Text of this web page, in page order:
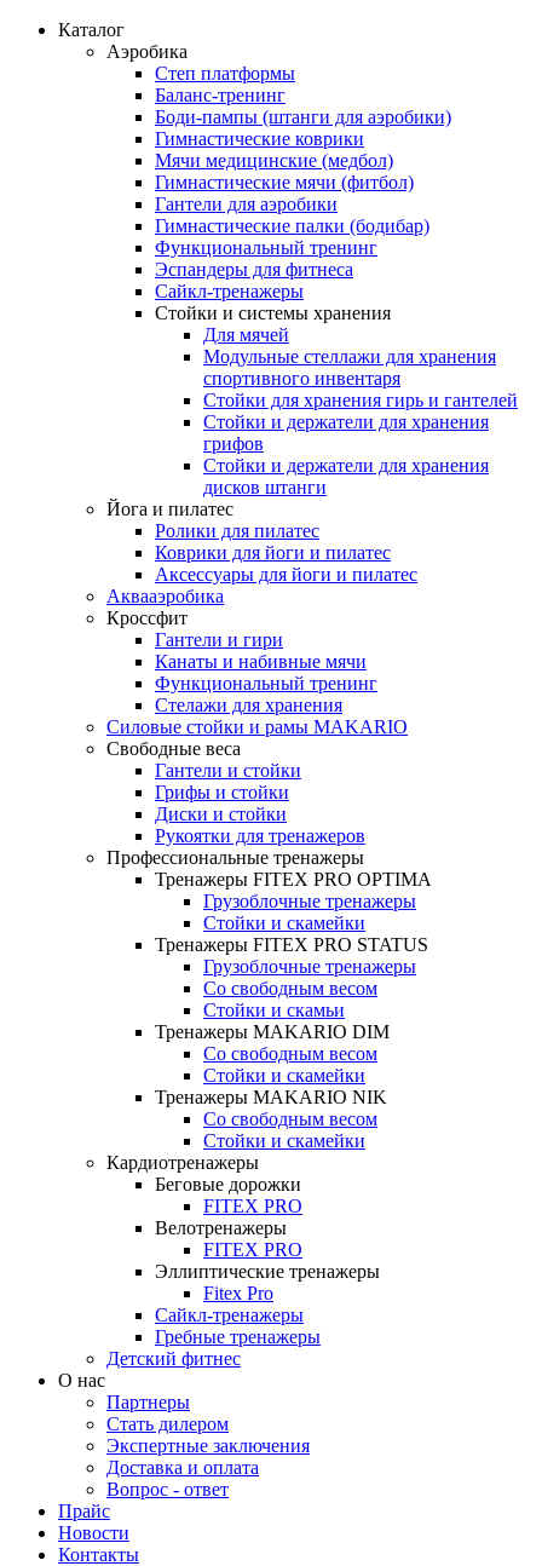
Каталог
Аэробика
Степ платформы
Баланс-тренинг
Боди-пампы (штанги для аэробики)
Гимнастические коврики
Мячи медицинские (медбол)
Гимнастические мячи (фитбол)
Гантели для аэробики
Гимнастические палки (бодибар)
Функциональный тренинг
Эспандеры для фитнеса
Сайкл-тренажеры
Стойки и системы хранения
Для мячей
Модульные стеллажи для хранения
спортивного инвентаря
Стойки для хранения гирь и гантелей
Стойки и держатели для хранения
грифов
Стойки и держатели для хранения
дисков штанги
Йога и пилатес
Ролики для пилатес
Коврики для йоги и пилатес
Аксессуары для йоги и пилатес
Аквааэробика
Кроссфит
Гантели и гири
Канаты и набивные мячи
Функциональный тренинг
Стелажи для хранения
Силовые стойки и рамы MAKARIO
Свободные веса
Гантели и стойки
Грифы и стойки
Диски и стойки
Рукоятки для тренажеров
Профессиональные тренажеры
Тренажеры FITEX PRO OPTIMA
Грузоблочные тренажеры
Стойки и скамейки
Тренажеры FITEX PRO STATUS
Грузоблочные тренажеры
Со свободным весом
Стойки и скамьи
Тренажеры MAKARIO DIM
Со свободным весом
Стойки и скамейки
Тренажеры MAKARIO NIK
Со свободным весом
Стойки и скамейки
Кардиотренажеры
Беговые дорожки
FITEX PRO
Велотренажеры
FITEX PRO
Эллиптические тренажеры
Fitex Pro
Сайкл-тренажеры
Гребные тренажеры
Детский фитнес
О нас
Партнеры
Стать дилером
Экспертные заключения
Доставка и оплата
Вопрос - ответ
Прайс
Новости
Контакты